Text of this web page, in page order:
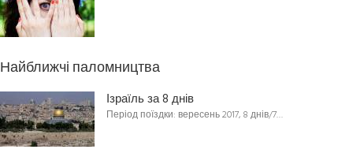
Найближчі паломництва
Ізраїль за 8 днів
Період поїздки: вересень 2017, 8 днів/7…